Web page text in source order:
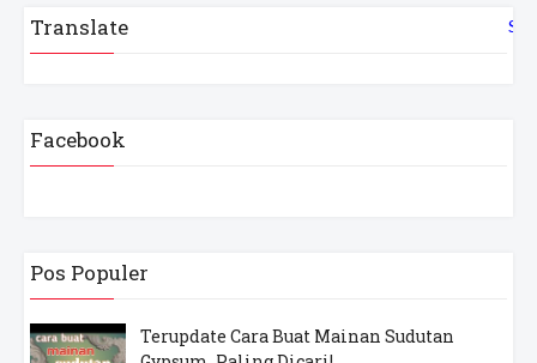
Translate
Facebook
Pos Populer
Terupdate Cara Buat Mainan Sudutan